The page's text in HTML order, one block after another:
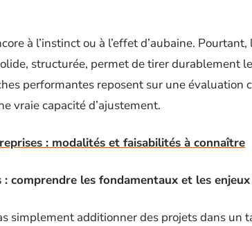
à l’instinct ou à l’effet d’aubaine.
structurée, permet de tirer durablement
performantes reposent sur une évaluation
vraie capacité d’ajustement.
: modalités et faisabilités à connaître
comprendre les fondamentaux et les enjeux
simplement additionner des projets dans un